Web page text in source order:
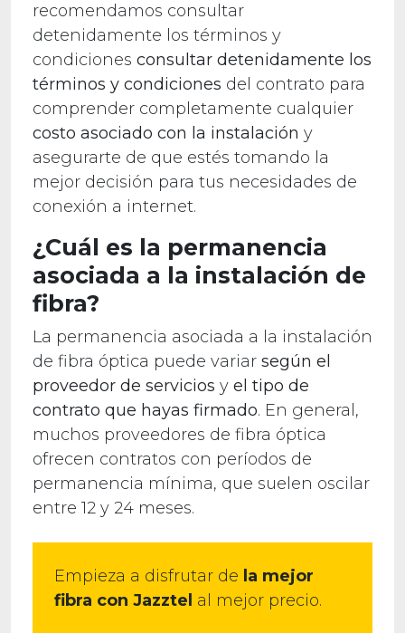
recomendamos consultar
detenidamente los términos y
condiciones consultar detenidamente los
términos y condiciones del contrato para
comprender completamente cualquier
costo asociado con la instalación y
asegurarte de que estés tomando la
mejor decisión para tus necesidades de
conexión a internet.
¿Cuál es la permanencia
asociada a la instalación de
fibra?
La permanencia asociada a la instalación
de fibra óptica puede variar según el
proveedor de servicios y el tipo de
contrato que hayas firmado. En general,
muchos proveedores de fibra óptica
ofrecen contratos con períodos de
permanencia mínima, que suelen oscilar
entre 12 y 24 meses.
Empieza a disfrutar de la mejor
fibra con Jazztel al mejor precio.